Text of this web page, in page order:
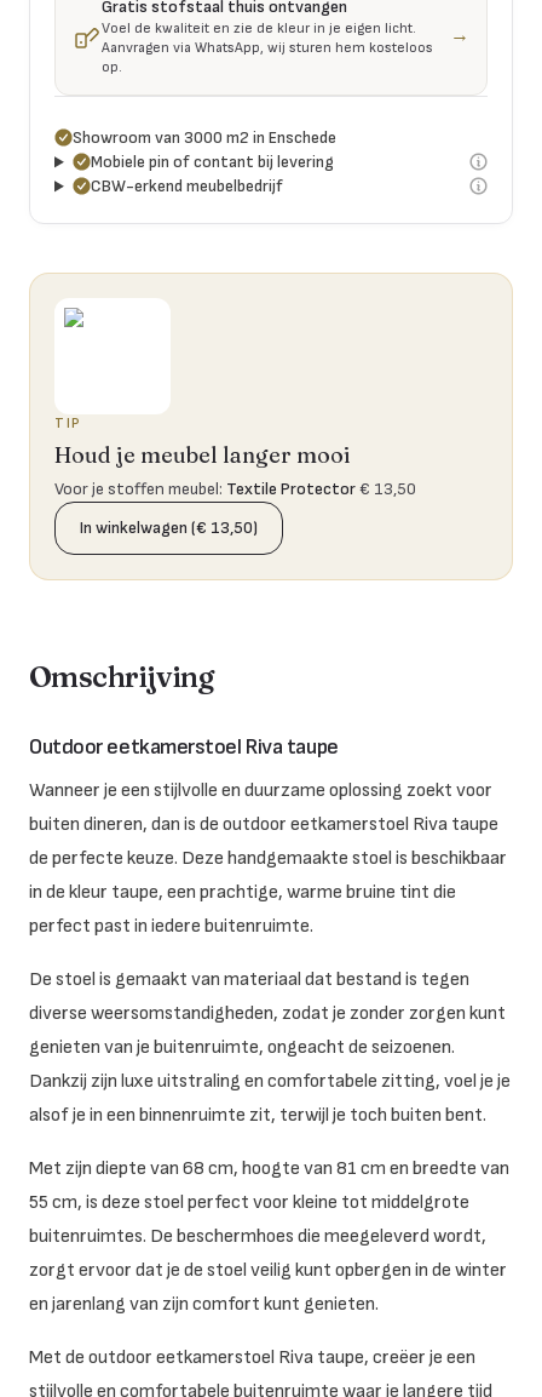
Gratis stofstaal thuis ontvangen
Voel de kwaliteit en zie de kleur in je eigen licht.
Aanvragen via WhatsApp, wij sturen hem kosteloos
op.
→
Showroom van 3000 m2 in Enschede
Mobiele pin of contant bij levering
CBW-erkend meubelbedrijf
TIP
Houd je meubel langer mooi
Voor je stoffen meubel: Textile Protector€ 13,50
In winkelwagen (€ 13,50)
Omschrijving
Outdoor eetkamerstoel Riva taupe
Wanneer je een stijlvolle en duurzame oplossing zoekt voor
buiten dineren, dan is de outdoor eetkamerstoel Riva taupe
de perfecte keuze. Deze handgemaakte stoel is beschikbaar
in de kleur taupe, een prachtige, warme bruine tint die
perfect past in iedere buitenruimte.
De stoel is gemaakt van materiaal dat bestand is tegen
diverse weersomstandigheden, zodat je zonder zorgen kunt
genieten van je buitenruimte, ongeacht de seizoenen.
Dankzij zijn luxe uitstraling en comfortabele zitting, voel je je
alsof je in een binnenruimte zit, terwijl je toch buiten bent.
Met zijn diepte van 68 cm, hoogte van 81 cm en breedte van
55 cm, is deze stoel perfect voor kleine tot middelgrote
buitenruimtes. De beschermhoes die meegeleverd wordt,
zorgt ervoor dat je de stoel veilig kunt opbergen in de winter
en jarenlang van zijn comfort kunt genieten.
Met de outdoor eetkamerstoel Riva taupe, creëer je een
stijlvolle en comfortabele buitenruimte waar je langere tijd